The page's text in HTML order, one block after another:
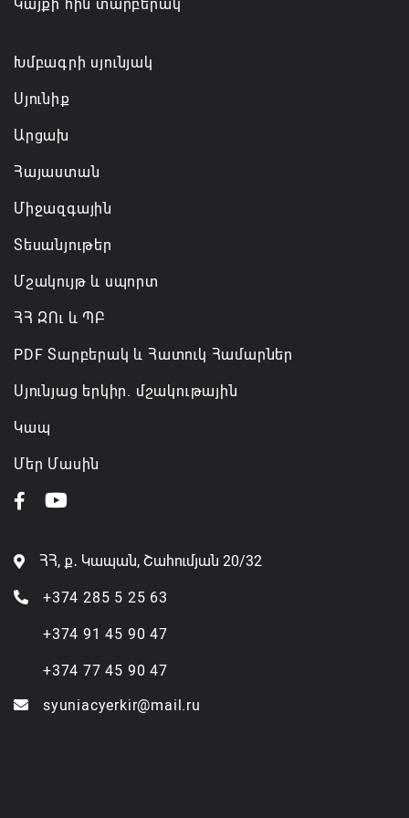
07.08.2026 14:32
Կայքի հին տարբերակ
Խմբագրի սյունյակ
Սյունիք
Արցախ
Հայաստան
Միջազգային
Տեսանյութեր
Մշակույթ և սպորտ
ՀՀ ԶՈւ և ՊԲ
PDF Տարբերակ և Հատուկ Համարներ
Սյունյաց երկիր. մշակութային
Կապ
Մեր Մասին
ՀՀ, ք․ Կապան, Շահումյան 20/32
+374 285 5 25 63
+374 91 45 90 47
+374 77 45 90 47
syuniacyerkir@mail.ru